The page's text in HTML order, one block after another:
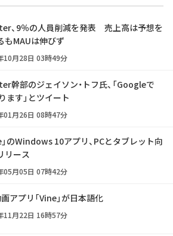
、9％の人員削減を発表 売上高は予想を
もMAUは伸びず
10月28日 03時49分
幹部のジェイソン・トフ氏、「Googleで
ます」とツイート
01月26日 08時47分
」のWindows 10アプリ、PCとタブレット向
リース
05月05日 07時42分
アプリ「Vine」が日本語化
11月22日 16時57分